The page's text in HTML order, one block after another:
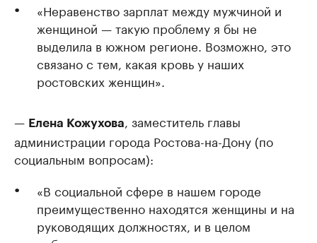
«Неравенство зарплат между мужчиной и
женщиной — такую проблему я бы не
выделила в южном регионе. Возможно, это
связано с тем, какая кровь у наших
ростовских женщин».
— Елена Кожухова
, заместитель главы
администрации города Ростова-на-Дону (по
социальным вопросам):
«В социальной сфере в нашем городе
преимущественно находятся женщины и на
руководящих должностях, и в целом